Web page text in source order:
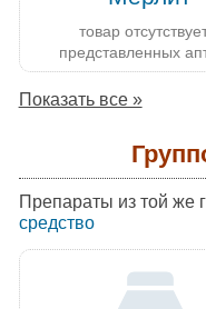
товар
представленных
Показать все »
Препараты из той же
средство